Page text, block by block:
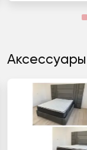
Аксессуары